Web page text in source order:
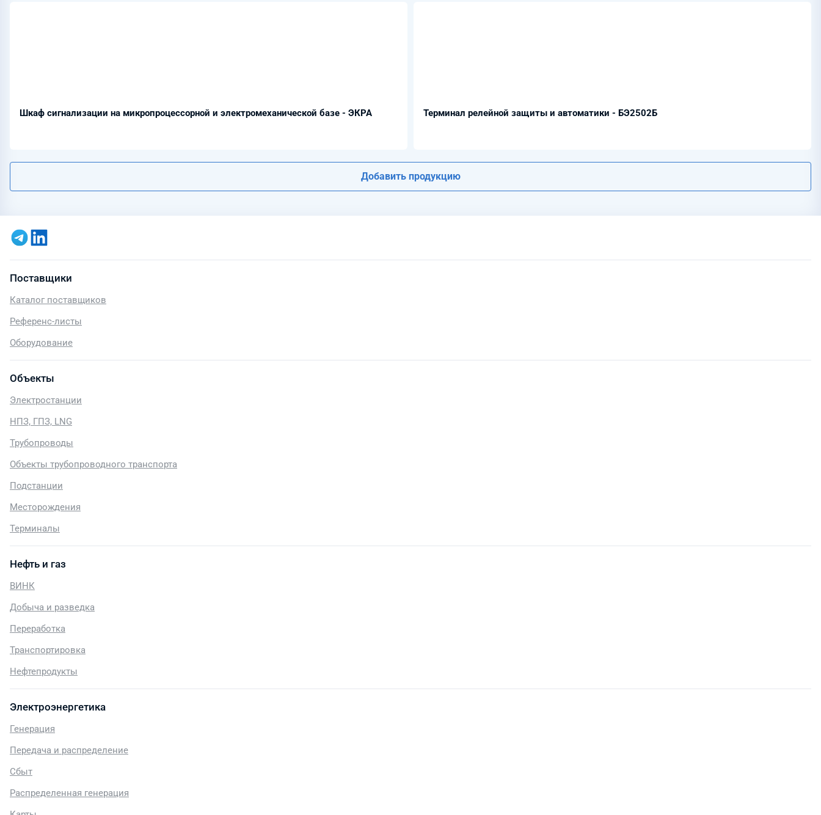
Шкаф сигнализации на микропроцессорной и электромеханической базе - ЭКРА Терминал релейной защиты и автоматики - БЭ2502Б
Добавить продукцию
Поставщики
Каталог поставщиков
Референс-листы
Оборудование
Объекты
Электростанции
НПЗ, ГПЗ, LNG
Трубопроводы
Объекты трубопроводного транспорта
Подстанции
Месторождения
Терминалы
Нефть и газ
ВИНК
Добыча и разведка
Переработка
Транспортировка
Нефтепродукты
Электроэнергетика
Генерация
Передача и распределение
Сбыт
Распределенная генерация